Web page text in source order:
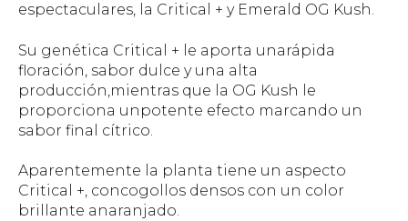
espectaculares, la Critical + y Emerald OG Kush.
Su genética Critical + le aporta unarápida
floración, sabor dulce y una alta
producción,mientras que la OG Kush le
proporciona unpotente efecto marcando un
sabor final cítrico.
Aparentemente la planta tiene un aspecto
Critical +, concogollos densos con un color
brillante anaranjado.